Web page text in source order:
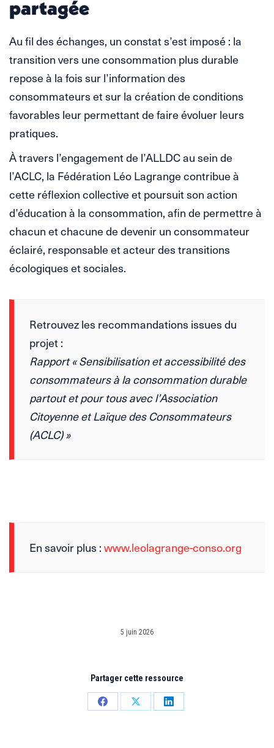
partagée
Au fil des échanges, un constat s’est imposé : la
transition vers une consommation plus durable
repose à la fois sur l’information des
consommateurs et sur la création de conditions
favorables leur permettant de faire évoluer leurs
pratiques.
À travers l’engagement de l’ALLDC au sein de
l’ACLC, la Fédération Léo Lagrange contribue à
cette réflexion collective et poursuit son action
d’éducation à la consommation, afin de permettre à
chacun et chacune de devenir un consommateur
éclairé, responsable et acteur des transitions
écologiques et sociales.
Retrouvez les recommandations issues du
projet :
Rapport « Sensibilisation et accessibilité des
consommateurs à la consommation durable
partout et pour tous avec l’Association
Citoyenne et Laïque des Consommateurs
(ACLC) »
En savoir plus :www.leolagrange-conso.org
5 juin 2026
Partager cette ressource
PartagerPartagerPartager